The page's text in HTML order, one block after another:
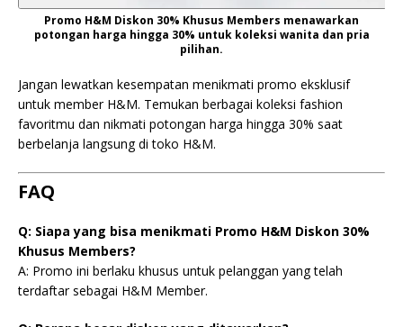
Promo H&M Diskon 30% Khusus Members menawarkan
potongan harga hingga 30% untuk koleksi wanita dan pria
pilihan.
Jangan lewatkan kesempatan menikmati promo eksklusif
untuk member H&M. Temukan berbagai koleksi fashion
favoritmu dan nikmati potongan harga hingga 30% saat
berbelanja langsung di toko H&M.
FAQ
Q: Siapa yang bisa menikmati Promo H&M Diskon 30%
Khusus Members?
A: Promo ini berlaku khusus untuk pelanggan yang telah
terdaftar sebagai H&M Member.